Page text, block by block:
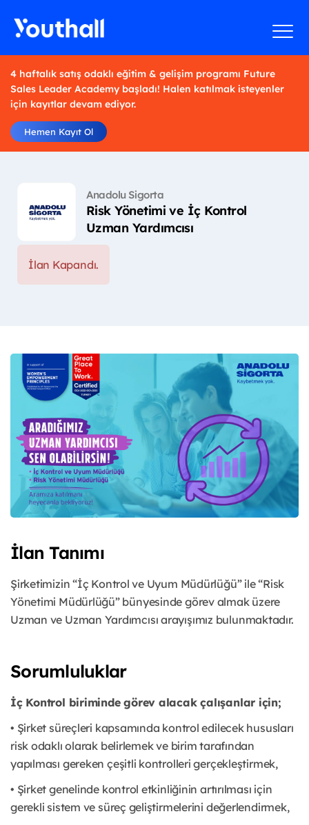
4 haftalık satış odaklı eğitim & gelişim programı Future
Sales Leader Academy başladı! Halen katılmak isteyenler
için kayıtlar devam ediyor.
Hemen Kayıt Ol
Anadolu Sigorta
Risk Yönetimi ve İç Kontrol
Uzman Yardımcısı
İlan Kapandı.
İlan Tanımı
Şirketimizin “İç Kontrol ve Uyum Müdürlüğü” ile “Risk
Yönetimi Müdürlüğü” bünyesinde görev almak üzere
Uzman ve Uzman Yardımcısı arayışımız bulunmaktadır.
Sorumluluklar
İç Kontrol biriminde görev alacak çalışanlar için;
• Şirket süreçleri kapsamında kontrol edilecek hususları
risk odaklı olarak belirlemek ve birim tarafından
yapılması gereken çeşitli kontrolleri gerçekleştirmek,
• Şirket genelinde kontrol etkinliğinin artırılması için
gerekli sistem ve süreç geliştirmelerini değerlendirmek,